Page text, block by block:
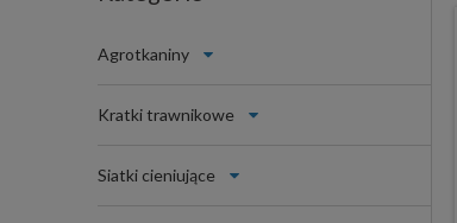
Agrotkaniny
Kratki trawnikowe
Siatki cieniujące